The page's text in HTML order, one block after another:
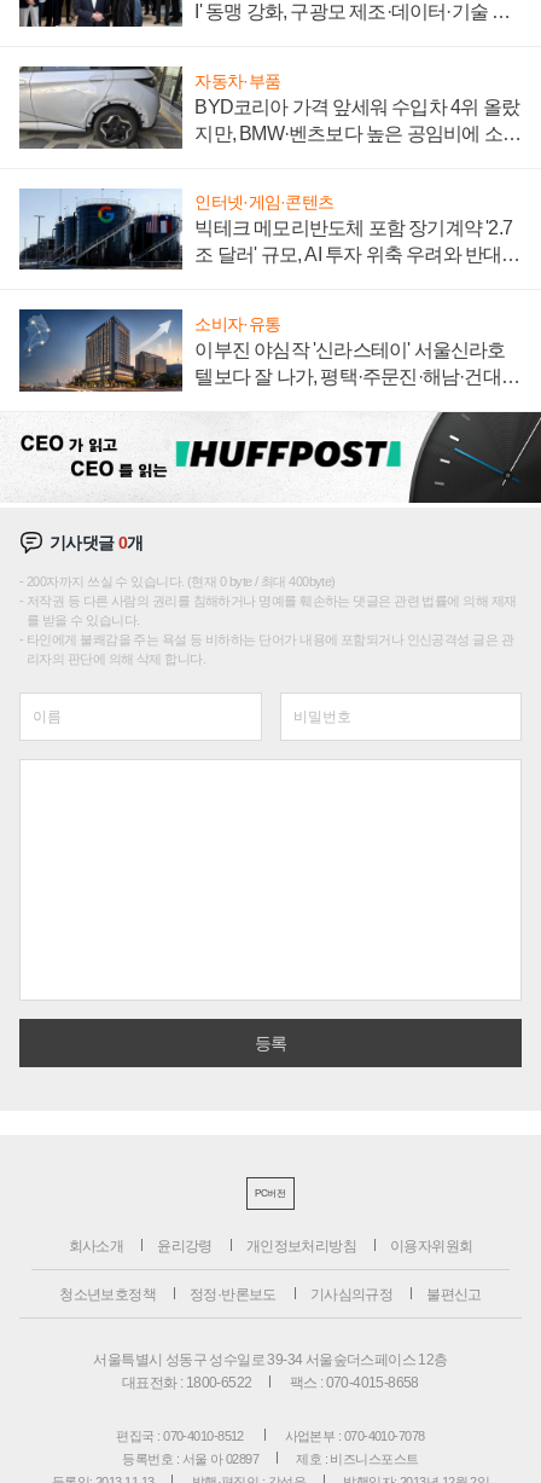
I' 동맹 강화, 구광모 제조·데이터·기술 결
자동차·부품
BYD코리아 가격 앞세워 수입차 4위 올랐
지만, BMW·벤츠보다 높은 공임비에 소비
인터넷·게임·콘텐츠
빅테크 메모리반도체 포함 장기계약 '2.7
조 달러' 규모, AI 투자 위축 우려와 반대
소비자·유통
이부진 야심작 '신라스테이' 서울신라호
텔보다 잘 나가, 평택·주문진·해남·건대로
기사댓글0개
200자까지 쓰실 수 있습니다. (현재 0 byte / 최대 400byte)
저작권 등 다른 사람의 권리를 침해하거나 명예를 훼손하는 댓글은 관련 법률에 의해 제재
를 받을 수 있습니다.
타인에게 불쾌감을 주는 욕설 등 비하하는 단어가 내용에 포함되거나 인신공격성 글은 관
리자의 판단에 의해 삭제 합니다.
PC버전
회사소개 윤리강령 개인정보처리방침 이용자위원회
청소년보호정책 정정·반론보도 기사심의규정 불편신고
서울특별시 성동구 성수일로 39-34 서울숲더스페이스 12층
대표전화 : 1800-6522
팩스 : 070-4015-8658
편집국 : 070-4010-8512
사업본부 : 070-4010-7078
등록번호 : 서울 아 02897
제호 : 비즈니스포스트